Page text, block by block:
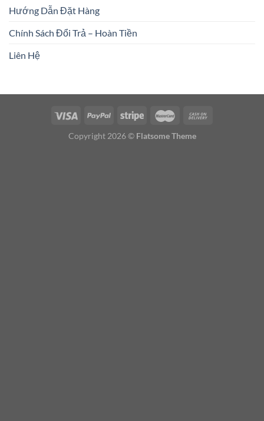
Hướng Dẫn Đặt Hàng
Chính Sách Đổi Trả – Hoàn Tiền
Liên Hệ
Copyright 2026 © Flatsome Theme